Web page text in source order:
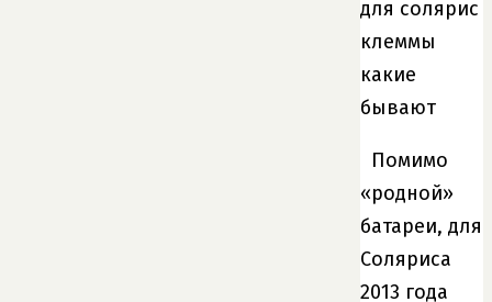
Помимо
«родной»
батареи, для
Соляриса
2013 года